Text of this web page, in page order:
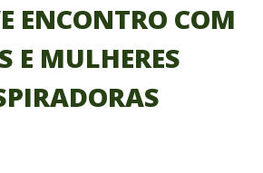
ENCONTRO COM
E MULHERES